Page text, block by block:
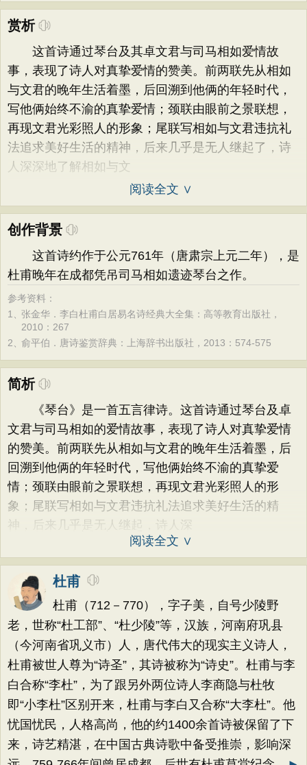
赏析
这首诗通过琴台及其卓文君与司马相如爱情故
事，表现了诗人对真挚爱情的赞美。前两联先从相如
与文君的晚年生活着墨，后回溯到他俩的年轻时代，
写他俩始终不渝的真挚爱情；颈联由眼前之景联想，
再现文君光彩照人的形象；尾联写相如与文君违抗礼
法追求美好生活的精神，后来几乎是无人继起了，诗
人深深地了解相如与文
阅读全文 ∨
创作背景
这首诗约作于公元761年（唐肃宗上元二年），是
杜甫晚年在成都凭吊司马相如遗迹琴台之作。
参考资料：
1、张金华．李白杜甫白居易名诗经典大全集：高等教育出版社，
2010：267
2、俞平伯．唐诗鉴赏辞典：上海辞书出版社，2013：574-575
简析
《琴台》是一首五言律诗。这首诗通过琴台及卓
文君与司马相如的爱情故事，表现了诗人对真挚爱情
的赞美。前两联先从相如与文君的晚年生活着墨，后
回溯到他俩的年轻时代，写他俩始终不渝的真挚爱
情；颈联由眼前之景联想，再现文君光彩照人的形
象；尾联写相如与文君违抗礼法追求美好生活的精
神，后来几乎是无人继起，诗人深
阅读全文 ∨
杜甫
杜甫（712－770），字子美，自号少陵野
老，世称“杜工部”、“杜少陵”等，汉族，河南府巩县
（今河南省巩义市）人，唐代伟大的现实主义诗人，
杜甫被世人尊为“诗圣”，其诗被称为“诗史”。杜甫与李
白合称“李杜”，为了跟另外两位诗人李商隐与杜牧
即“小李杜”区别开来，杜甫与李白又合称“大李杜”。他
忧国忧民，人格高尚，他的约1400余首诗被保留了下
来，诗艺精湛，在中国古典诗歌中备受推崇，影响深